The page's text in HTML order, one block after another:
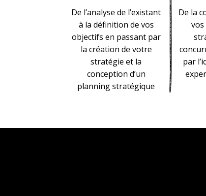
De l’analyse de l’existant
à la définition de vos
objectifs en passant par
la création de votre
stratégie et la
conception d’un
planning stratégique
De la
vos
par